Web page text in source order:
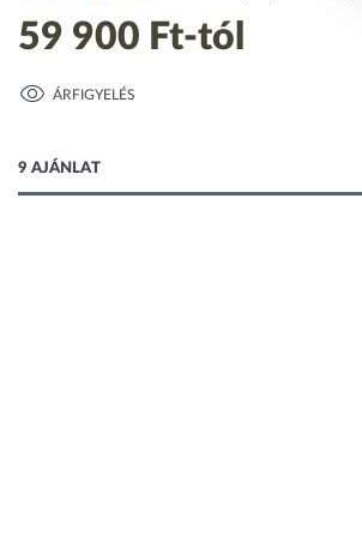
59 900 Ft-tól
ÁRFIGYELÉS
9 AJÁNLAT